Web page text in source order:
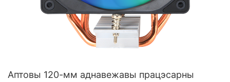
Аптовы 120-мм аднавежавы працэсарны